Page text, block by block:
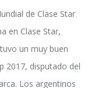
de Clase Star
en Clase Star,
un muy buen
2017, disputado del
Los argentinos